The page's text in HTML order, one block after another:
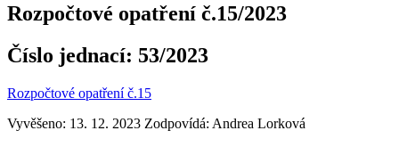
Rozpočtové opatření č.15/2023
Číslo jednací: 53/2023
Rozpočtové opatření č.15
Vyvěšeno: 13. 12. 2023 Zodpovídá: Andrea Lorková